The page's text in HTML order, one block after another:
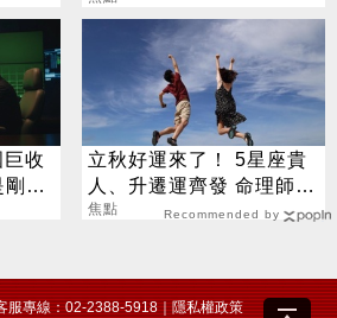
收
開
立秋好運來了！ 5星座貴
人、升遷運齊發 命理師：
把握黃金轉運期
焦點 Recommended by
服專線：02-2388-5918｜隱私權政策